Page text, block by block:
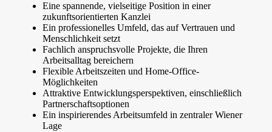
Eine spannende, vielseitige Position in einer
zukunftsorientierten Kanzlei
Ein professionelles Umfeld, das auf Vertrauen und
Menschlichkeit setzt
Fachlich anspruchsvolle Projekte, die Ihren
Arbeitsalltag bereichern
Flexible Arbeitszeiten und Home-Office-
Möglichkeiten
Attraktive Entwicklungsperspektiven, einschließlich
Partnerschaftsoptionen
Ein inspirierendes Arbeitsumfeld in zentraler Wiener
Lage